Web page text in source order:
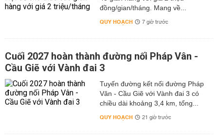
đồng/gian/tháng. Mang về...
QUY HOẠCH 7 giờ trước
Cuối 2027 hoàn thành đường nối Pháp Vân -
Cầu Giẽ với Vành đai 3
Tuyến đường kết nối đường Pháp
Vân - Cầu Giẽ với Vành đai 3 có
chiều dài khoảng 3,4 km, tổng...
QUY HOẠCH 21 giờ trước